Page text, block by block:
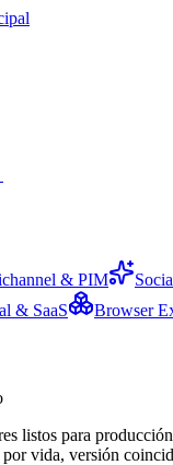
& PIM
& SaaS
Browser
listos para
vida, versión